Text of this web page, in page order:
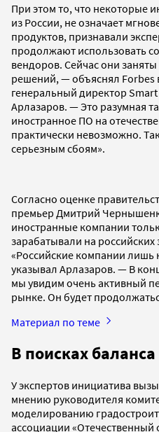
При этом то, что некоторые
из России, не означает
продуктов, признавали
продолжают использовать
вендоров. Сейчас они
решений, — объяснял Forbes
генеральный директор
Арлазаров. — Это разумная
иностранное ПО на
практически невозможно.
серьезным сбоям».
Согласно оценке
премьер Дмитрий
иностранные компании
зарабатывали на российских
«Российские компании лишь
указывал Арлазаров. — В
мы увидим очень активный
рынке. Он будет
Материал по теме
В поисках баланса
У экспертов инициатива
мнению руководителя
моделированию
ассоциации «Отечественный